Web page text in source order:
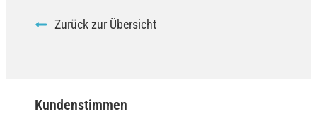
Zurück zur Übersicht
Kundenstimmen